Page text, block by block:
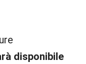
disponibile